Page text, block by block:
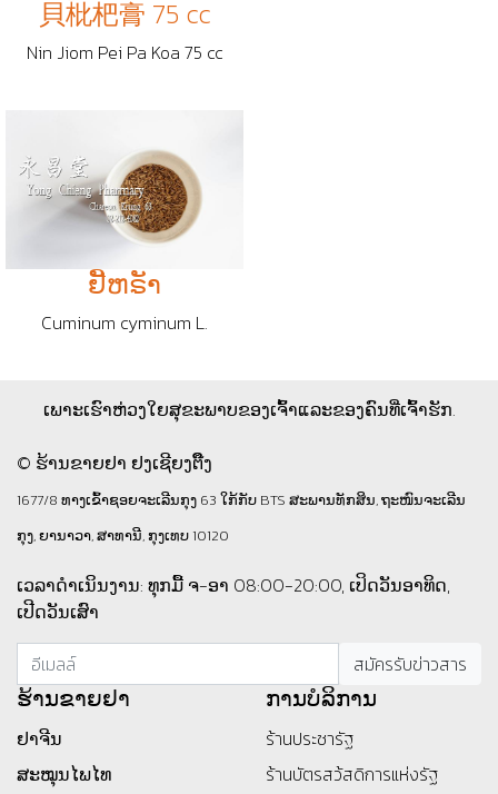
貝枇杷膏 75 cc
Nin Jiom Pei Pa Koa 75 cc
ຢີັຫຣັາ
Cuminum cyminum L.
ເພາະເຮົາຫ່ວງໃຍສຸຂະພາບຂອງເຈົ້າແລະຂອງຄົນທີ່ເຈົ້າຮັກ.
© ຮ້ານຂາຍຢາ ຢງເຊີຍງຕຶ໊ງ
1677/8 ທາງເຂົ້າຊອຍຈະເລີນກຸງ 63 ໃກ້ກັບ BTS ສະພານທັກສິນ, ຖະໜົນຈະເລີນ
ກຸງ, ຍານາວາ, ສາທານີ, ກຸງເທບ 10120
ເວລາດຳເນິນງານ: ທຸກມື້ ຈ-ອາ 08:00-20:00, ເປິດວັນອາທິດ,
ເປີດວັນເສົາ
ຮ້ານ​ຂາຍ​ຢາ
ຢາຈີນ
ສະໝຸນໄພໄທ
ການບໍລິການ
ร้านประชารัฐ
ร้านบัตรสว้สดิการแห่งรัฐ